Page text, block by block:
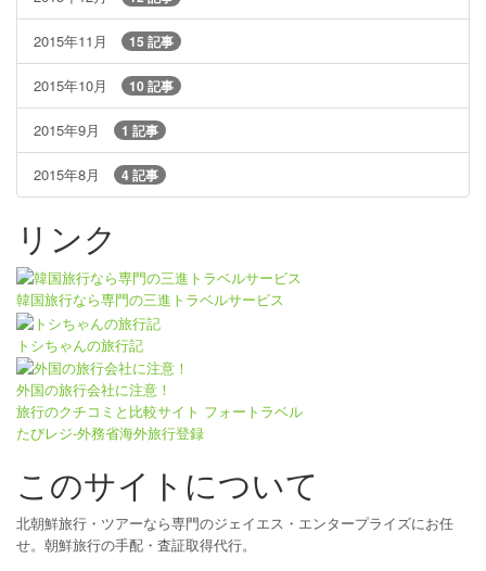
2015年11月 15 記事
2015年10月 10 記事
2015年9月 1 記事
2015年8月 4 記事
リンク
韓国旅行なら専門の三進トラベルサービス
トシちゃんの旅行記
外国の旅行会社に注意！
旅行のクチコミと比較サイト フォートラベル
たびレジ-外務省海外旅行登録
このサイトについて
北朝鮮旅行・ツアーなら専門のジェイエス・エンタープライズにお任
せ。朝鮮旅行の手配・査証取得代行。